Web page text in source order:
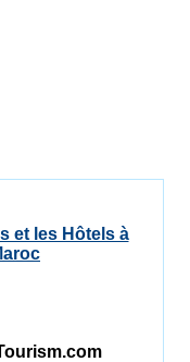
et les Hôtels à